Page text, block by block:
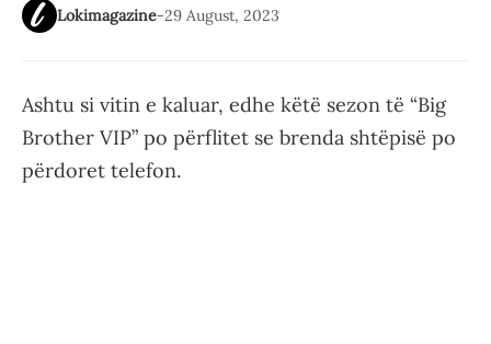
Lokimagazine-29 August, 2023
Ashtu si vitin e kaluar, edhe këtë sezon të “Big
Brother VIP” po përflitet se brenda shtëpisë po
përdoret telefon.